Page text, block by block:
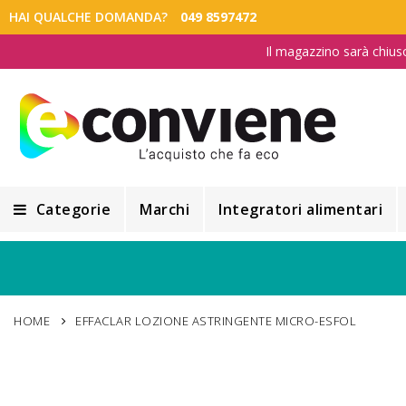
HAI QUALCHE DOMANDA? 049 8597472
Il magazzino sarà
Categorie
Alimentazione e Dietetica
Marchi Integratori alimentari
HOME EFFACLAR LOZIONE ASTRINGENTE MICRO-ESFOL